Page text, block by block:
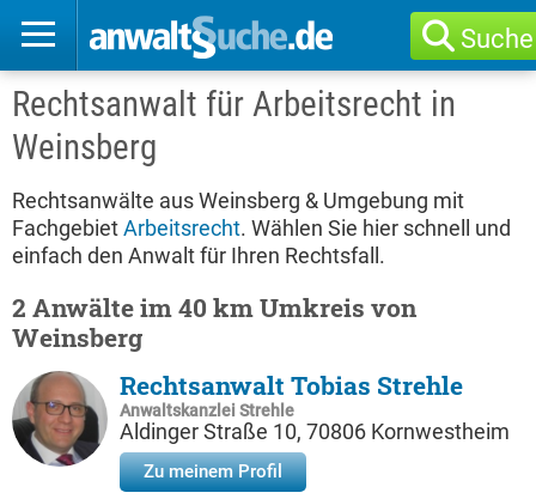
Suche
Rechtsanwalt für Arbeitsrecht in
Weinsberg
Rechtsanwälte aus Weinsberg & Umgebung mit
FachgebietArbeitsrecht. Wählen Sie hier schnell und
einfach den Anwalt für Ihren Rechtsfall.
2 Anwälte im 40 km Umkreis von
Weinsberg
Rechtsanwalt Tobias Strehle
Anwaltskanzlei Strehle
Aldinger Straße 10, 70806 Kornwestheim
Zu meinem Profil